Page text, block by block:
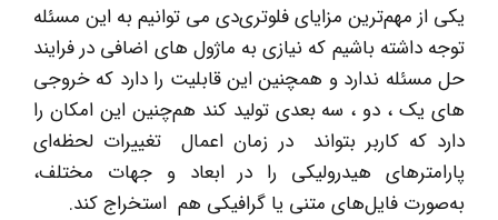
یکی از مهم‌ترین مزایای فلوتری‌دی می توانیم به این مسئله
توجه داشته باشیم که نیازی به ماژول های اضافی در فرایند
حل مسئله ندارد و همچنین این قابلیت را دارد که خروجی
های یک ، دو ، سه بعدی تولید کند هم‌چنین این امکان را
دارد که کاربر بتواند در زمان اعمال تغییرات لحظه‌ای
پارامترهای هیدرولیکی را در ابعاد و جهات مختلف،
به‌صورت فایل‌های متنی یا گرافیکی هم استخراج کند.